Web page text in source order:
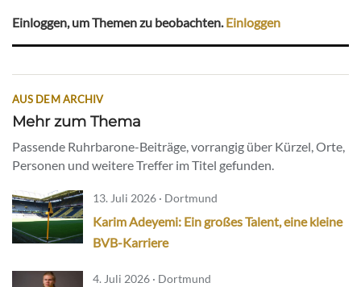
Einloggen, um Themen zu beobachten.Einloggen
AUS DEM ARCHIV
Mehr zum Thema
Passende Ruhrbarone-Beiträge, vorrangig über Kürzel, Orte,
Personen und weitere Treffer im Titel gefunden.
13. Juli 2026 · Dortmund
Karim Adeyemi: Ein großes Talent, eine kleine
BVB-Karriere
4. Juli 2026 · Dortmund